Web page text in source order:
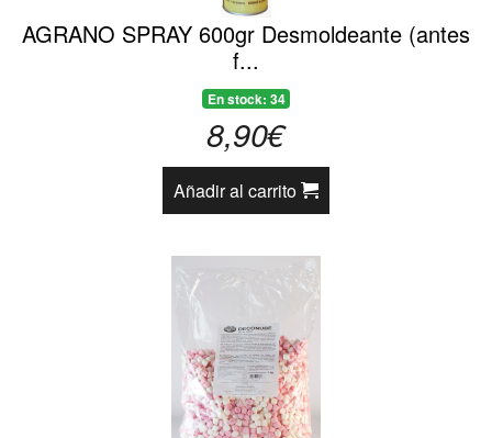
AGRANO SPRAY 600gr Desmoldeante (antes
f...
En stock: 34
8,90€
Añadir al carrito